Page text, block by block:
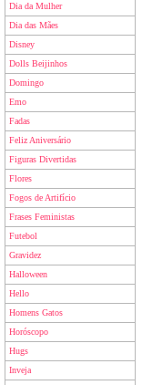
Dia da Mulher
Dia das Mães
Disney
Dolls Beijinhos
Domingo
Emo
Fadas
Feliz Aniversário
Figuras Divertidas
Flores
Fogos de Artifício
Frases Feministas
Futebol
Gravidez
Halloween
Hello
Homens Gatos
Horóscopo
Hugs
Inveja